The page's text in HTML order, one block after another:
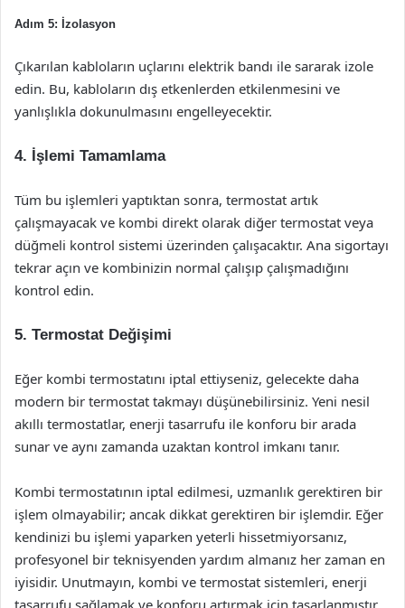
Adım 5: İzolasyon
Çıkarılan kabloların uçlarını elektrik bandı ile sararak izole
edin. Bu, kabloların dış etkenlerden etkilenmesini ve
yanlışlıkla dokunulmasını engelleyecektir.
4. İşlemi Tamamlama
Tüm bu işlemleri yaptıktan sonra, termostat artık
çalışmayacak ve kombi direkt olarak diğer termostat veya
düğmeli kontrol sistemi üzerinden çalışacaktır. Ana sigortayı
tekrar açın ve kombinizin normal çalışıp çalışmadığını
kontrol edin.
5. Termostat Değişimi
Eğer kombi termostatını iptal ettiyseniz, gelecekte daha
modern bir termostat takmayı düşünebilirsiniz. Yeni nesil
akıllı termostatlar, enerji tasarrufu ile konforu bir arada
sunar ve aynı zamanda uzaktan kontrol imkanı tanır.
Kombi termostatının iptal edilmesi, uzmanlık gerektiren bir
işlem olmayabilir; ancak dikkat gerektiren bir işlemdir. Eğer
kendinizi bu işlemi yaparken yeterli hissetmiyorsanız,
profesyonel bir teknisyenden yardım almanız her zaman en
iyisidir. Unutmayın, kombi ve termostat sistemleri, enerji
tasarrufu sağlamak ve konforu artırmak için tasarlanmıştır.